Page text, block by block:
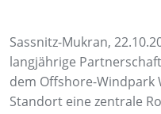
Sassnitz-Mukran,
langjährige
dem Offshore-
Standort eine zentrale